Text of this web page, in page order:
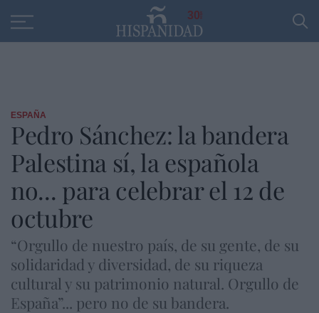
30
ESPAÑA
Pedro Sánchez: la bandera
Palestina sí, la española
no... para celebrar el 12 de
octubre
“Orgullo de nuestro país, de su gente, de su
solidaridad y diversidad, de su riqueza
cultural y su patrimonio natural. Orgullo de
España”... pero no de su bandera.